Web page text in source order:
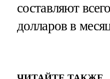
составляют
долларов в